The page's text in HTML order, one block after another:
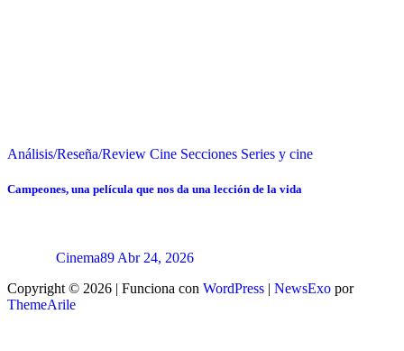
Análisis/Reseña/Review Cine Secciones Series y cine
Campeones, una película que nos da una lección de la vida
Cinema89 Abr 24, 2026
Copyright © 2026 | Funciona con WordPress | NewsExo por
ThemeArile